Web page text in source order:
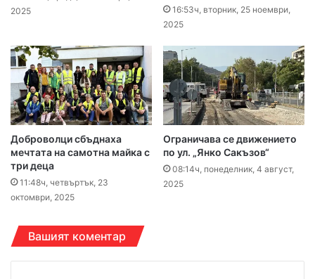
2025
16:53ч, вторник, 25 ноември,
2025
Доброволци сбъднаха
мечтата на самотна майка с
три деца
11:48ч, четвъртък, 23
октомври, 2025
Ограничава се движението
по ул. „Янко Сакъзов“
08:14ч, понеделник, 4 август,
2025
Вашият коментар